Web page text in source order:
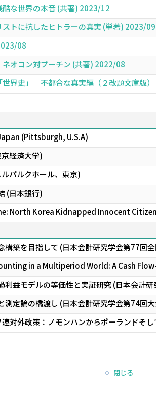
な世界の本音 (共著) 2023/12
トに抗したヒトラーの真実 (単著) 2023/09
08
ネオコン対プーチン (共著) 2022/08
世界史」 不都合な真実編（２改題文庫版
(Pittsburgh, U.S.A)
経済大学)
パルクホール、東京)
(日本銀行)
North Korea Kidnapped Innocent
構築を目指して (日本会計研究学会第77回
in a Multiperiod World: A Cash
利益モデルの等価性と実証研究 (日本会計
測定論の橋渡し (日本会計研究学会第74回
対外政策：ノモンハンからポーランドそ
閉じる